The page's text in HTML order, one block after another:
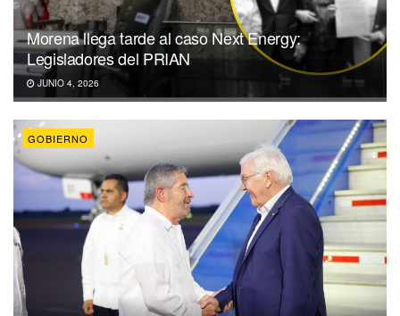
Morena llega tarde al caso Next Energy:
Legisladores del PRIAN
JUNIO 4, 2026
GOBIERNO